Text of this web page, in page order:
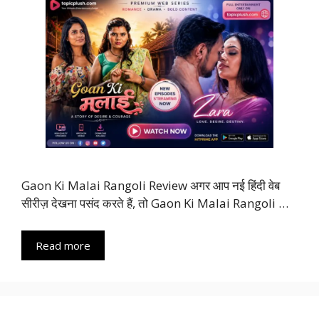
Gaon Ki Malai Rangoli Review अगर आप नई हिंदी वेब
सीरीज़ देखना पसंद करते हैं, तो Gaon Ki Malai Rangoli …
Read more